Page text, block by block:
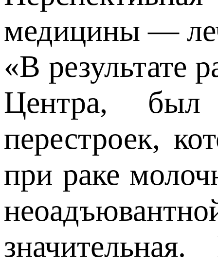
медицины —
«В результате
Центра, был
перестроек,
при раке